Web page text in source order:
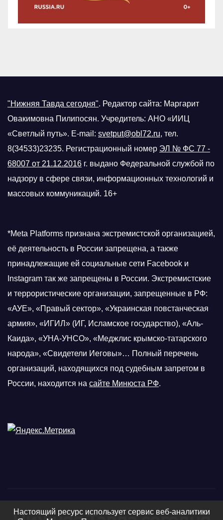
"Нижняя Тавда сегодня". Редактор сайта: Маргарит
Овакимовна Пилипосян. Учредитель: АНО «ИИЦ
«Светлый путь». E-mail: svetput@obl72.ru, тел.
8(34533)23235. Регистрационный номер ЭЛ № ФС 77 -
68007 от 21.12.2016 г. выдано Федеральной службой по
надзору в сфере связи, информационных технологий и
массовых коммуникаций. 16+
*Meta Platforms признана экстремистской организацией,
её деятельность в России запрещена, а также
принадлежащие ей социальные сети Facebook и
Instagram так же запрещены в России. Экстремистские
и террористические организации, запрещенные в РФ:
«АУЕ», «Правый сектор», «Украинская повстанческая
армия», «ИГИЛ» (ИГ, Исламское государство), «Аль-
Каида», «УНА-УНСО», «Меджлис крымско-татарского
народа», «Свидетели Иеговы»… Полный перечень
организаций, находящихся под судебным запретом в
России, находится на сайте Минюста РФ.
Настоящий ресурс использует сервис веб-аналитики